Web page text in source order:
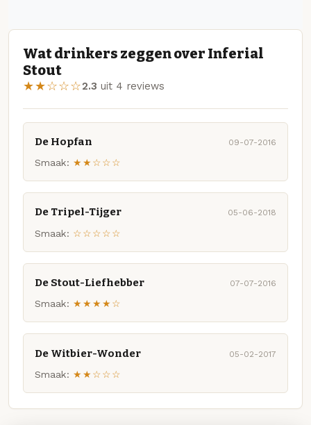
Wat drinkers zeggen over Inferial
Stout
★★☆☆☆2.3 uit 4 reviews
De Hopfan 09-07-2016
Smaak: ★★☆☆☆
De Tripel-Tijger 05-06-2018
Smaak: ☆☆☆☆☆
De Stout-Liefhebber 07-07-2016
Smaak: ★★★★☆
De Witbier-Wonder 05-02-2017
Smaak: ★★☆☆☆